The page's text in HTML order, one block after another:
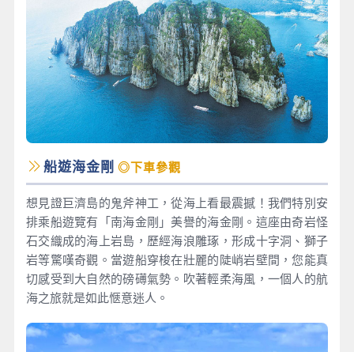
船遊海金剛 ◎下車參觀
想見證巨濟島的鬼斧神工，從海上看最震撼！我們特別安
排乘船遊覽有「南海金剛」美譽的海金剛。這座由奇岩怪
石交織成的海上岩島，歷經海浪雕琢，形成十字洞、獅子
岩等驚嘆奇觀。當遊船穿梭在壯麗的陡峭岩壁間，您能真
切感受到大自然的磅礡氣勢。吹著輕柔海風，一個人的航
海之旅就是如此愜意迷人。